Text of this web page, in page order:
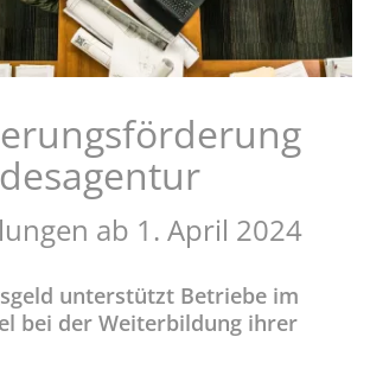
ab 1. April 2024
unterstützt Betriebe im
bei der Weiterbildung ihrer